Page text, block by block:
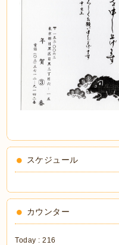
スケジュール
カウンター
Today :216